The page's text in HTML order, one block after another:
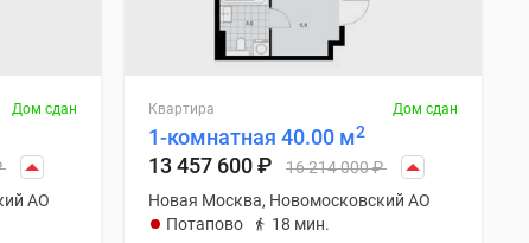
Дом сдан
АО
Квартира Дом сдан
1-комнатная 40.00 м2
13 457 600₽ 16 214 000₽
Новая Москва, Новомосковский АО
Потапово
18 мин.